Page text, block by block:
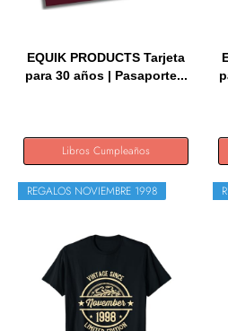
EQUIK PRODUCTS Tarjeta
para 30 años | Pasaporte...
Libros Cumpleaños
REGALOS NOVIEMBRE 1998